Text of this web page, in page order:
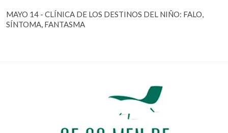
MAYO 14 - CLÍNICA DE LOS DESTINOS DEL NIÑO: FALO,
SÍNTOMA, FANTASMA